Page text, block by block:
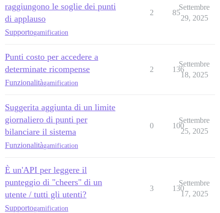
raggiungono le soglie dei punti
di applauso
Supportogamification
2 85
Settembre
29, 2025
Punti costo per accedere a
determinate ricompense
Funzionalitàgamification
2 136
Settembre
18, 2025
Suggerita aggiunta di un limite
giornaliero di punti per
bilanciare il sistema
Funzionalitàgamification
0 100
Settembre
25, 2025
È un'API per leggere il
punteggio di "cheers" di un
utente / tutti gli utenti?
Supportogamification
3 130
Settembre
17, 2025